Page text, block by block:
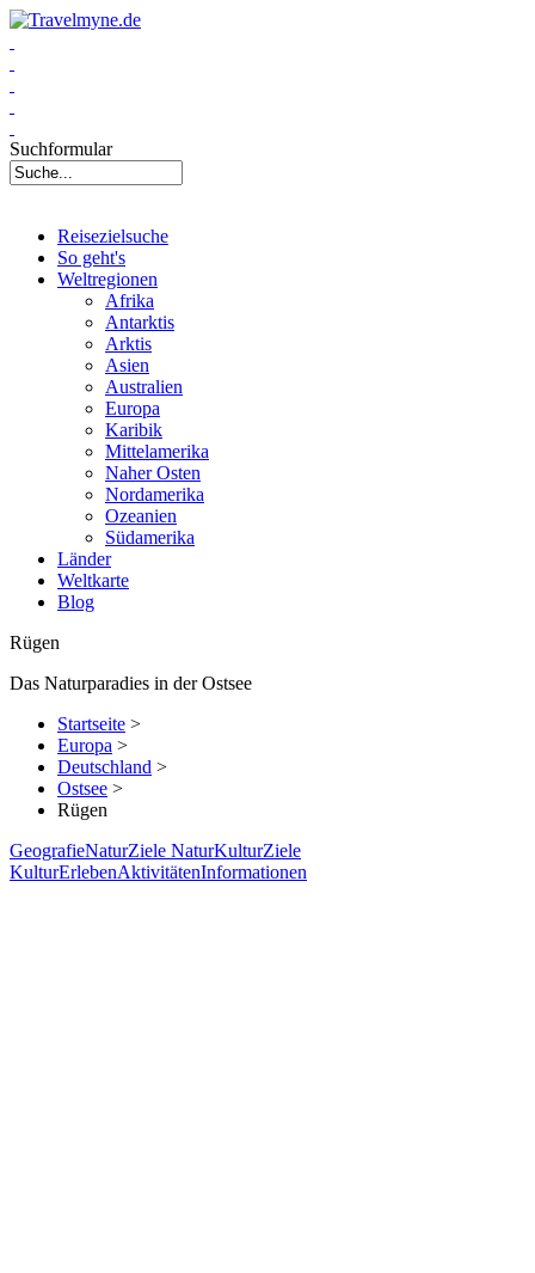
Suchformular
Reisezielsuche
So geht's
Weltregionen
Afrika
Antarktis
Arktis
Asien
Australien
Europa
Karibik
Mittelamerika
Naher Osten
Nordamerika
Ozeanien
Südamerika
Länder
Weltkarte
Blog
Rügen
Das Naturparadies in der Ostsee
Startseite >
Europa >
Deutschland >
Ostsee >
Rügen
GeografieNaturZiele NaturKulturZiele
KulturErlebenAktivitätenInformationen